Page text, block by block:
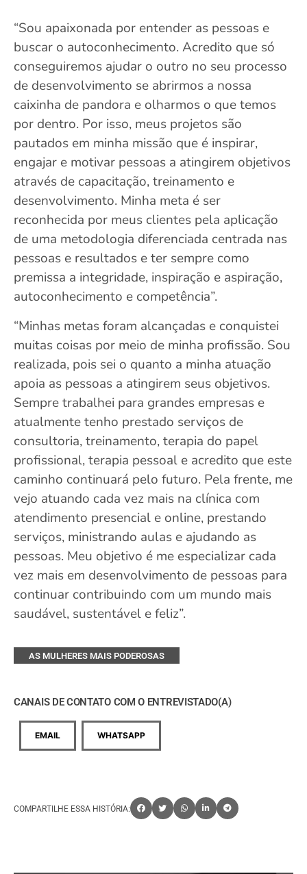
“Sou apaixonada por entender as pessoas e
buscar o autoconhecimento. Acredito que só
conseguiremos ajudar o outro no seu processo
de desenvolvimento se abrirmos a nossa
caixinha de pandora e olharmos o que temos
por dentro. Por isso, meus projetos são
pautados em minha missão que é inspirar,
engajar e motivar pessoas a atingirem objetivos
através de capacitação, treinamento e
desenvolvimento. Minha meta é ser
reconhecida por meus clientes pela aplicação
de uma metodologia diferenciada centrada nas
pessoas e resultados e ter sempre como
premissa a integridade, inspiração e aspiração,
autoconhecimento e competência”.
“Minhas metas foram alcançadas e conquistei
muitas coisas por meio de minha profissão. Sou
realizada, pois sei o quanto a minha atuação
apoia as pessoas a atingirem seus objetivos.
Sempre trabalhei para grandes empresas e
atualmente tenho prestado serviços de
consultoria, treinamento, terapia do papel
profissional, terapia pessoal e acredito que este
caminho continuará pelo futuro. Pela frente, me
vejo atuando cada vez mais na clínica com
atendimento presencial e online, prestando
serviços, ministrando aulas e ajudando as
pessoas. Meu objetivo é me especializar cada
vez mais em desenvolvimento de pessoas para
continuar contribuindo com um mundo mais
saudável, sustentável e feliz”.
AS MULHERES MAIS PODEROSAS
CANAIS DE CONTATO COM O ENTREVISTADO(A)
EMAIL WHATSAPP
COMPARTILHE ESSA HISTÓRIA: